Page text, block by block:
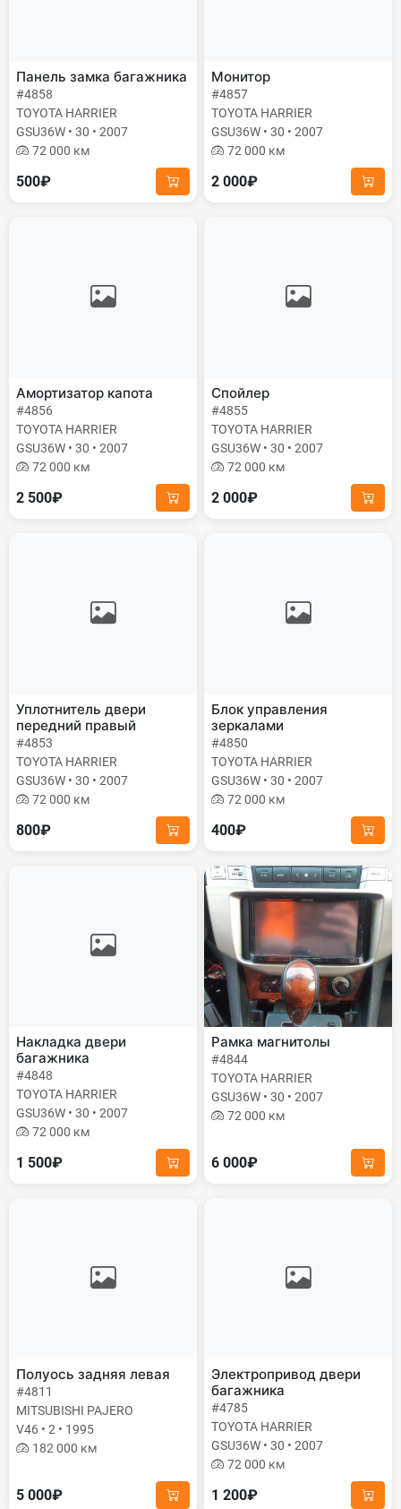
Панель замка багажника
#4858
TOYOTA HARRIER
GSU36W • 30 • 2007
72 000 км
500₽
Монитор
#4857
TOYOTA HARRIER
GSU36W • 30 • 2007
72 000 км
2 000₽
Амортизатор капота
#4856
TOYOTA HARRIER
GSU36W • 30 • 2007
72 000 км
2 500₽
Спойлер
#4855
TOYOTA HARRIER
GSU36W • 30 • 2007
72 000 км
2 000₽
Уплотнитель двери
передний правый
#4853
TOYOTA HARRIER
GSU36W • 30 • 2007
72 000 км
800₽
Блок управления
зеркалами
#4850
TOYOTA HARRIER
GSU36W • 30 • 2007
72 000 км
400₽
Накладка двери
багажника
#4848
TOYOTA HARRIER
GSU36W • 30 • 2007
72 000 км
1 500₽
Рамка магнитолы
#4844
TOYOTA HARRIER
GSU36W • 30 • 2007
72 000 км
6 000₽
Полуось задняя левая
#4811
MITSUBISHI PAJERO
V46 • 2 • 1995
182 000 км
5 000₽
Электропривод двери
багажника
#4785
TOYOTA HARRIER
GSU36W • 30 • 2007
72 000 км
1 200₽